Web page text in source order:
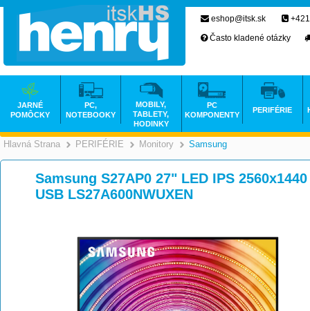
Hlavná Strana >
PERIFÉRIE >
Monitory >
Samsung
Samsung S27AP0 27" LED IPS
USB LS27A600NWUXEN
eshop@itsk.sk
Často kladené otázky
JARNÉ
POMÔCKY
PC,
NOTEBOOKY
MOBILY,
TABLETY,
HODINKY
PC
KOMPONENTY
PERIFÉRIE